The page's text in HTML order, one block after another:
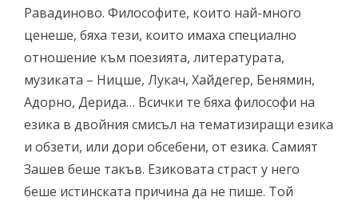
Равадиново. Философите, които най-много
ценеше, бяха тези, които имаха специално
отношение към поезията, литературата,
музиката – Ницше, Лукач, Хайдегер, Бенямин,
Адорно, Дерида… Всички те бяха философи на
езика в двойния смисъл на тематизиращи езика
и обзети, или дори обсебени, от езика. Самият
Зашев беше такъв. Езиковата страст у него
беше истинската причина да не пише. Той